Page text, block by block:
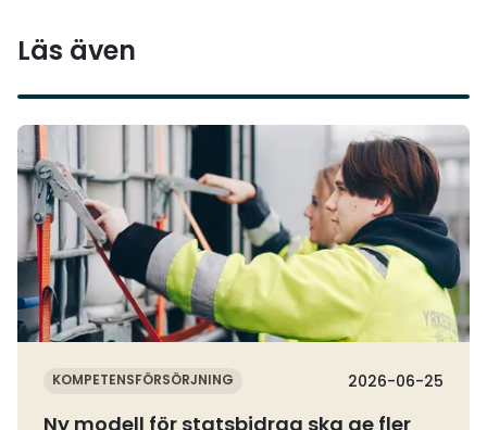
Läs även
KOMPETENSFÖRSÖRJNING 2026-06-25
Ny modell för statsbidrag ska ge fler
Läs mer